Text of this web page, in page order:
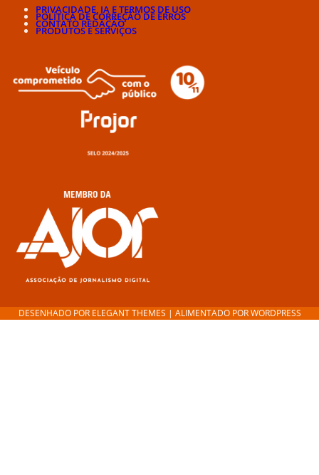
PRIVACIDADE, IA E TERMOS DE USO
POLÍTICA DE CORREÇÃO DE ERROS
CONTATO REDAÇÃO
PRODUTOS E SERVIÇOS
DESENHADO POR ELEGANT THEMES | ALIMENTADO PORWORDPRESS